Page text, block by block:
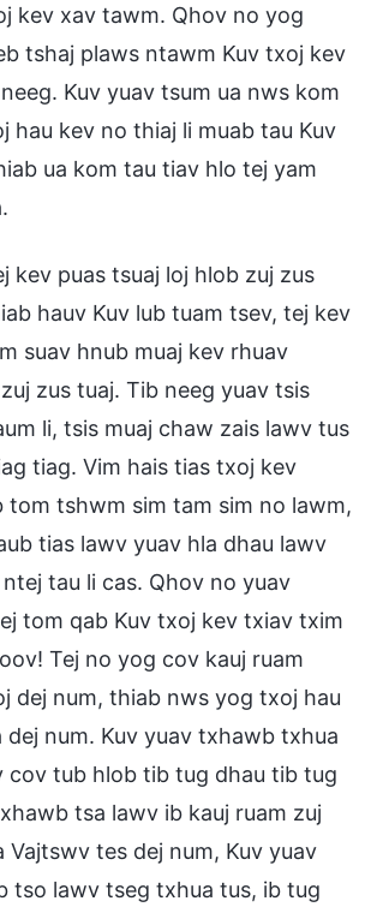
kev xav tawm. Qhov no yog
tshaj plaws ntawm Kuv txoj kev
Kuv yuav tsum ua nws kom
hau kev no thiaj li muab tau Kuv
ua kom tau tiav hlo tej yam
kev puas tsuaj loj hlob zuj zus
hauv Kuv lub tuam tsev, tej kev
suav hnub muaj kev rhuav
zus tuaj. Tib neeg yuav tsis
li, tsis muaj chaw zais lawv tus
tiag. Vim hais tias txoj kev
tom tshwm sim tam sim no lawm,
tias lawv yuav hla dhau lawv
tau li cas. Qhov no yuav
tom qab Kuv txoj kev txiav txim
Tej no yog cov kauj ruam
dej num, thiab nws yog txoj hau
dej num. Kuv yuav txhawb txhua
cov tub hlob tib tug dhau tib tug
tsa lawv ib kauj ruam zuj
Vajtswv tes dej num, Kuv yuav
tso lawv tseg txhua tus, ib tug